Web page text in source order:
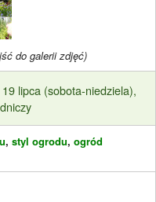
do galerii zdjęć)
lipca (sobota-niedziela),
, styl ogrodu, ogród